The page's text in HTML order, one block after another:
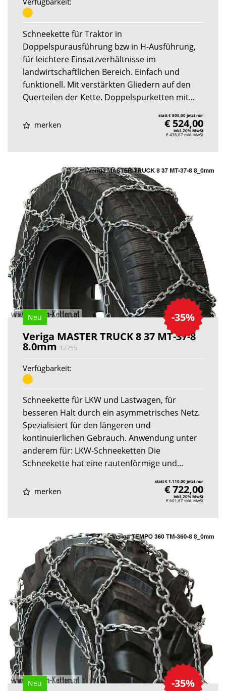
Schneekette für Traktor in
Doppelspurausführung bzw in H-Ausführung,
für leichtere Einsatzverhältnisse im
landwirtschaftlichen Bereich. Einfach und
funktionell. Mit verstärkten Gliedern auf den
Querteilen der Kette. Doppelspurketten mit...
merken
statt € 805,00 jetzt nur
€ 524,00
inkl. 20% MwSt
€ 436,67exkl. MwSt
-35%
Neu
Veriga MASTER TRUCK 8 37 MT-37-8
8.0mm 12755
Verfügbarkeit:
Schneekette für LKW und Lastwagen, für
besseren Halt durch ein asymmetrisches Netz.
Spezialisiert für den längeren und
kontinuierlichen Gebrauch. Anwendung unter
anderem für: LKW-Schneeketten Die
Schneekette hat eine rautenförmige und...
merken
statt € 1.110,00 jetzt nur
€ 722,00
inkl. 20% MwSt
€ 601,67exkl. MwSt
-35%
Neu